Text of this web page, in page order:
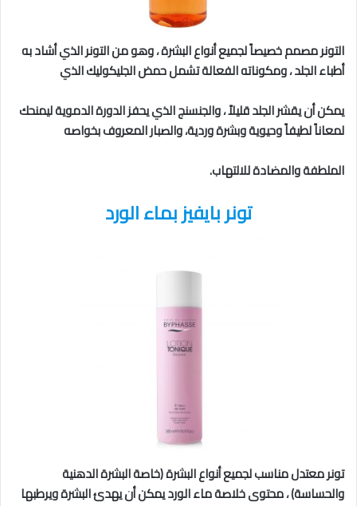
التونر مصمم خصيصاً لجميع أنواع البشرة ، وهو من التونر الذي أشاد به
أطباء الجلد ، ومكوناته الفعالة تشمل حمض الجليكوليك الذي
يمكن أن يقشر الجلد قليلاً ، والجنسنج الذي يحفز الدورة الدموية ليمنحك
لمعاناً لطيفاً وحيوية وبشرة وردية، والصبار المعروف بخواصه
الملطفة والمضادة للالتهاب.
تونر بايفيز بماء الورد
تونر معتدل مناسب لجميع أنواع البشرة (خاصة البشرة الدهنية
والحساسة) ، محتوى خلاصة ماء الورد يمكن أن يهدئ البشرة ويرطبها